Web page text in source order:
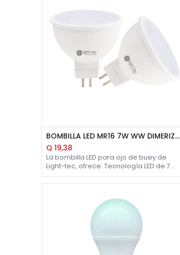
BOMBILLA LED MR16 7W WW DIMERIZABLE LIGHT-TEC
Q 19,38
La bombilla LED para ojo de buey de
Light-tec, ofrece: Tecnología LED de 7
watts. Luz de día de 5700 K. Flujo
luminoso 545 ? 630 lm. 20,000 horas de
interiores. Rosca E-27.